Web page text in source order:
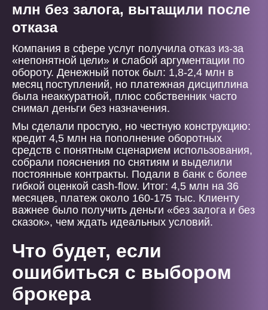
млн без залога, вытащили после
отказа
Компания в сфере услуг получила отказ из-за
«непонятной цели» и слабой аргументации по
обороту. Денежный поток был: 1,8-2,4 млн в
месяц поступлений, но платежная дисциплина
была неаккуратной, плюс собственник часто
снимал деньги без назначения.
Мы сделали простую, но честную конструкцию:
кредит 4,5 млн на пополнение оборотных
средств с понятным сценарием использования,
собрали пояснения по снятиям и выделили
постоянные контракты. Подали в банк с более
гибкой оценкой cash-flow. Итог: 4,5 млн на 36
месяцев, платеж около 160-175 тыс. Клиенту
важнее было получить деньги «без залога и без
сказок», чем ждать идеальных условий.
Что будет, если
ошибиться с выбором
брокера